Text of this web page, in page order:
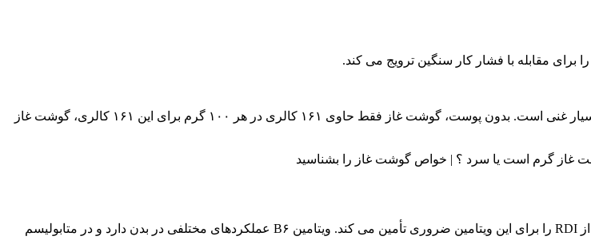
گوشت غاز بدون پوست ممکن است طعم خوبی نداشته باشد، اما در مورد تراکم مواد مغذی بسیار غنی است. بدون پوست، گوشت غاز فقط حاوی ۱۶۱ کالری در هر ۱۰۰ گرم برای این ۱۶۱ کالری، گوشت غاز
گوشت غاز مقدار قابل توجهی ویتامین B۶ را تأمین می کند. گوشت غاز بدون پوست ۳۲ درصد از RDI را برای این ویتامین ضروری تأمین می کند. ویتامین B۶ عملکردهای مختلفی در بدن دارد و در متابولیسم